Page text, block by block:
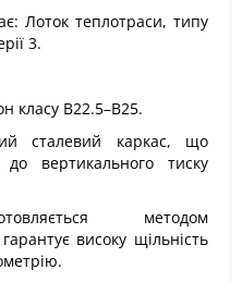
Лоток теплотраси, типу
3.
класу В22.5–В25.
сталевий каркас, що
до вертикального тиску
методом
високу щільність